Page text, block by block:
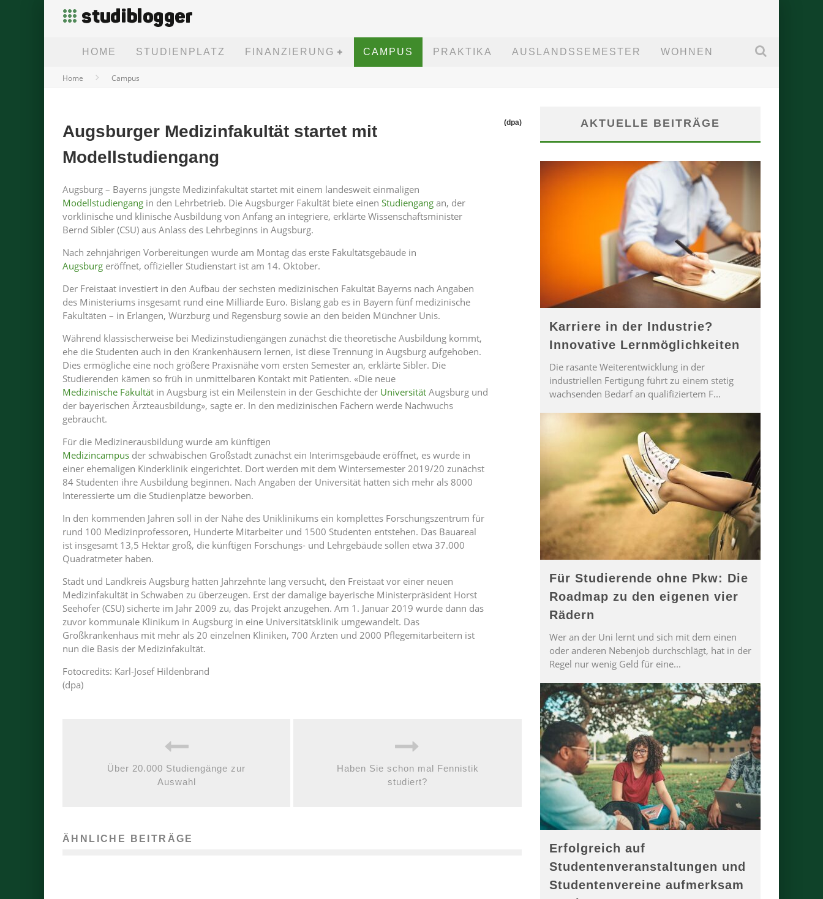
HOME STUDIENPLATZ FINANZIERUNG CAMPUS PRAKTIKA AUSLANDSSEMESTER WOHNEN
Home Campus
Augsburger Medizinfakultät startet mit
Modellstudiengang
(dpa)
Augsburg – Bayerns jüngste Medizinfakultät startet mit einem landesweit einmaligen
Modellstudiengang in den Lehrbetrieb. Die Augsburger Fakultät biete einen Studiengang an, der
vorklinische und klinische Ausbildung von Anfang an integriere, erklärte Wissenschaftsminister
Bernd Sibler (CSU) aus Anlass des Lehrbeginns in Augsburg.
Nach zehnjährigen Vorbereitungen wurde am Montag das erste Fakultätsgebäude in
Augsburg eröffnet, offizieller Studienstart ist am 14. Oktober.
Der Freistaat investiert in den Aufbau der sechsten medizinischen Fakultät Bayerns nach Angaben
des Ministeriums insgesamt rund eine Milliarde Euro. Bislang gab es in Bayern fünf medizinische
Fakultäten – in Erlangen, Würzburg und Regensburg sowie an den beiden Münchner Unis.
Während klassischerweise bei Medizinstudiengängen zunächst die theoretische Ausbildung kommt,
ehe die Studenten auch in den Krankenhäusern lernen, ist diese Trennung in Augsburg aufgehoben.
Dies ermögliche eine noch größere Praxisnähe vom ersten Semester an, erklärte Sibler. Die
Studierenden kämen so früh in unmittelbaren Kontakt mit Patienten. «Die neue
Medizinische Fakultät in Augsburg ist ein Meilenstein in der Geschichte der Universität Augsburg und
der bayerischen Ärzteausbildung», sagte er. In den medizinischen Fächern werde Nachwuchs
gebraucht.
Für die Medizinerausbildung wurde am künftigen
Medizincampus der schwäbischen Großstadt zunächst ein Interimsgebäude eröffnet, es wurde in
einer ehemaligen Kinderklinik eingerichtet. Dort werden mit dem Wintersemester 2019/20 zunächst
84 Studenten ihre Ausbildung beginnen. Nach Angaben der Universität hatten sich mehr als 8000
Interessierte um die Studienplätze beworben.
In den kommenden Jahren soll in der Nähe des Uniklinikums ein komplettes Forschungszentrum für
rund 100 Medizinprofessoren, Hunderte Mitarbeiter und 1500 Studenten entstehen. Das Bauareal
ist insgesamt 13,5 Hektar groß, die künftigen Forschungs- und Lehrgebäude sollen etwa 37.000
Quadratmeter haben.
Stadt und Landkreis Augsburg hatten Jahrzehnte lang versucht, den Freistaat vor einer neuen
Medizinfakultät in Schwaben zu überzeugen. Erst der damalige bayerische Ministerpräsident Horst
Seehofer (CSU) sicherte im Jahr 2009 zu, das Projekt anzugehen. Am 1. Januar 2019 wurde dann das
zuvor kommunale Klinikum in Augsburg in eine Universitätsklinik umgewandelt. Das
Großkrankenhaus mit mehr als 20 einzelnen Kliniken, 700 Ärzten und 2000 Pflegemitarbeitern ist
nun die Basis der Medizinfakultät.
Fotocredits: Karl-Josef Hildenbrand
(dpa)
Über 20.000 Studiengänge zur
Auswahl
Haben Sie schon mal Fennistik
studiert?
ÄHNLICHE BEITRÄGE
AKTUELLE BEITRÄGE
Karriere in der Industrie?
Innovative Lernmöglichkeiten
Die rasante Weiterentwicklung in der
industriellen Fertigung führt zu einem stetig
wachsenden Bedarf an qualifiziertem F...
Für Studierende ohne Pkw: Die
Roadmap zu den eigenen vier
Rädern
Wer an der Uni lernt und sich mit dem einen
oder anderen Nebenjob durchschlägt, hat in der
Regel nur wenig Geld für eine...
Erfolgreich auf
Studentenveranstaltungen und
Studentenvereine aufmerksam